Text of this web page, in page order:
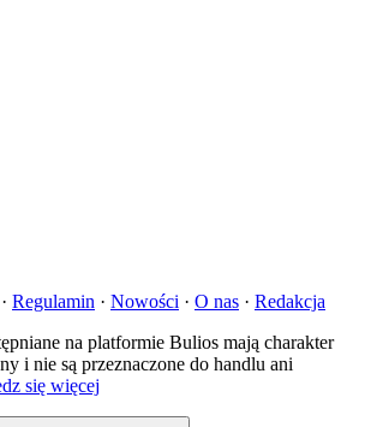
· Regulamin · Nowości · O nas · Redakcja
na platformie Bulios mają charakter
i nie są przeznaczone do handlu ani
się więcej